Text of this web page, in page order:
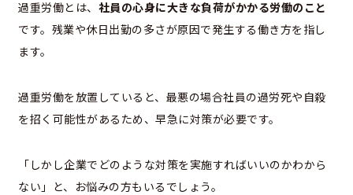
過重労働とは、 社員の心身に大きな負荷がかかる労働のこと
です。残業や休日出勤の多さが原因で発生する働き方を指し
ます。
過重労働を放置していると、最悪の場合社員の過労死や自殺
を招く可能性があるため、早急に対策が必要です。
「しかし企業でどのような対策を実施すればいいのかわから
ない」と、お悩みの方もいるでしょう。